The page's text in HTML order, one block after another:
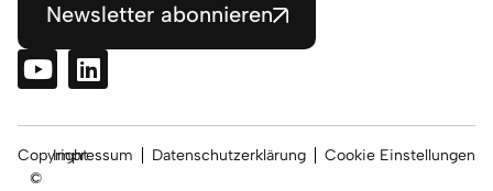
Newsletter abonnieren
Copyright
©
Impressum Datenschutzerklärung Cookie Einstellungen